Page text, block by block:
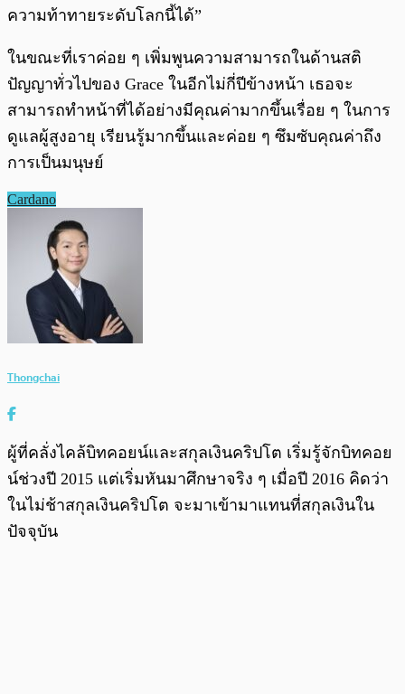
ความท้าทายระดับโลกนี้ได้”
ในขณะที่เราค่อย ๆ เพิ่มพูนความสามารถในด้านสติ
ปัญญาทั่วไปของ Grace ในอีกไม่กี่ปีข้างหน้า เธอจะ
สามารถทำหน้าที่ได้อย่างมีคุณค่ามากขึ้นเรื่อย ๆ ในการ
ดูแลผู้สูงอายุ เรียนรู้มากขึ้นและค่อย ๆ ซึมซับคุณค่าถึง
การเป็นมนุษย์
Cardano
Thongchai
ผู้ที่คลั่งไคล้บิทคอยน์และสกุลเงินคริปโต เริ่มรู้จักบิทคอย
น์ช่วงปี 2015 แต่เริ่มหันมาศึกษาจริง ๆ เมื่อปี 2016 คิดว่า
ในไม่ช้าสกุลเงินคริปโต จะมาเข้ามาแทนที่สกุลเงินใน
ปัจจุบัน